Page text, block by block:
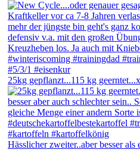
25kg gepflanzt...115 kg
Hässlicher zweiter..aber besser als